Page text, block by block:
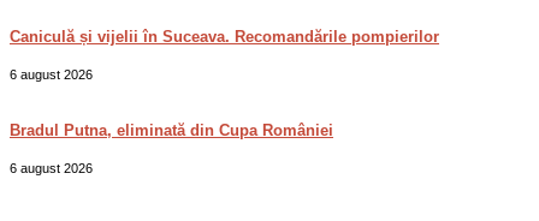
Caniculă și vijelii în Suceava. Recomandările pompierilor
6 august 2026
Bradul Putna, eliminată din Cupa României
6 august 2026